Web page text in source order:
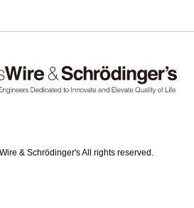
& Schrödinger's All rights reserved.